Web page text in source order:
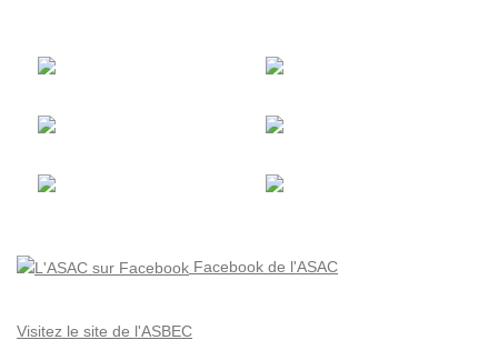
Facebook de l'ASAC
Visitez le site de l'ASBEC